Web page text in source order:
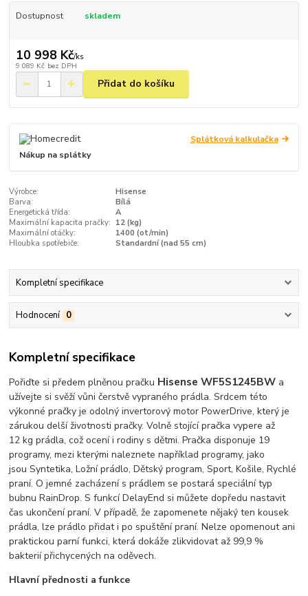
Dostupnost skladem
10 998 Kč/ks
9 089 Kč bez DPH
Přidat do košíku
Splátková kalkulačka
Nákup na splátky
Výrobce:
Hisense
Barva:
Bílá
Energetická třída:
A
Maximální kapacita pračky: 12 (kg)
Maximální otáčky:
1400 (ot/min)
Hloubka spotřebiče:
Standardní (nad 55 cm)
Kompletní specifikace
Hodnocení 0
Kompletní specifikace
Pořiďte si předem plněnou pračku Hisense WF5S1245BW a
užívejte si svěží vůni čerstvě vypraného prádla. Srdcem této
výkonné pračky je odolný invertorový motor PowerDrive, který je
zárukou delší životnosti pračky. Volně stojící pračka vypere až
12 kg prádla, což ocení i rodiny s dětmi. Pračka disponuje 19
programy, mezi kterými naleznete například programy, jako
jsou Syntetika, Ložní prádlo, Dětský program, Sport, Košile, Rychlé
praní. O jemné zacházení s prádlem se postará speciální typ
bubnu RainDrop. S funkcí DelayEnd si můžete dopředu nastavit
čas ukončení praní. V případě, že zapomenete nějaký ten kousek
prádla, lze prádlo přidat i po spuštění praní. Nelze opomenout ani
praktickou parní funkci, která dokáže zlikvidovat až 99,9 %
bakterií přichycených na oděvech.
Hlavní přednosti a funkce